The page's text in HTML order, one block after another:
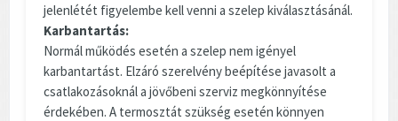
jelenlétét figyelembe kell venni a szelep kiválasztásánál.
Karbantartás:
Normál működés esetén a szelep nem igényel
karbantartást. Elzáró szerelvény beépítése javasolt a
csatlakozásoknál a jövőbeni szerviz megkönnyítése
érdekében. A termosztát szükség esetén könnyen